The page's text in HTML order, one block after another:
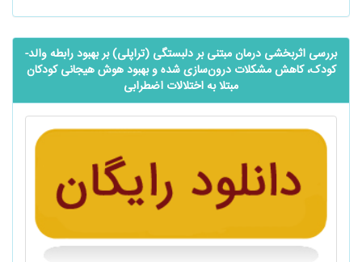
بررسی اثربخشی درمان مبتنی بر دلبستگی (تراپلی) بر بهبود رابطه والد-
کودک، کاهش مشکلات درون‌سازی شده و بهبود هوش هیجانی کودکان
مبتلا به اختلالات اضطرابی